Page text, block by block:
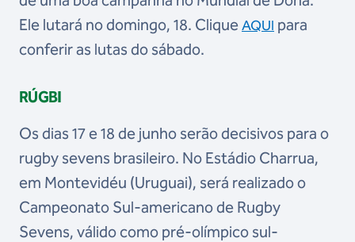
Ele lutará no domingo, 18. CliqueAQUI para
conferir as lutas do sábado.
RÚGBI
Os dias 17 e 18 de junho serão decisivos para o
rugby sevens brasileiro. No Estádio Charrua,
em Montevidéu (Uruguai), será realizado o
Campeonato Sul-americano de Rugby
Sevens, válido como pré-olímpico sul-